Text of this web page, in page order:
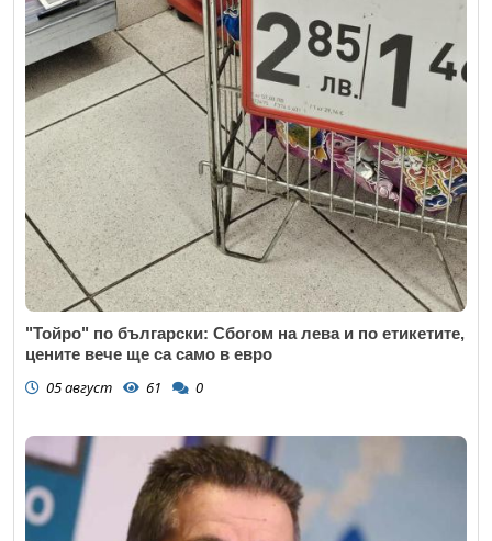
"Тойро" по български: Сбогом на лева и по етикетите,
цените вече ще са само в евро
05 август 61 0